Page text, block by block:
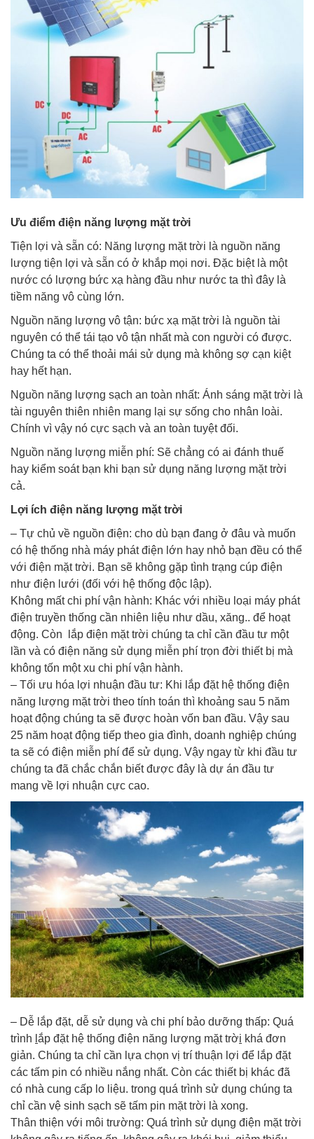
Ưu điểm điện năng lượng mặt trời
Tiện lợi và sẵn có: Năng lượng mặt trời là nguồn năng
lượng tiện lợi và sẵn có ở khắp mọi nơi. Đặc biệt là một
nước có lượng bức xạ hàng đầu như nước ta thì đây là
tiềm năng vô cùng lớn.
Nguồn năng lượng vô tận: bức xạ mặt trời là nguồn tài
nguyên có thể tái tạo vô tận nhất mà con người có được.
Chúng ta có thể thoải mái sử dụng mà không sợ cạn kiệt
hay hết hạn.
Nguồn năng lượng sạch an toàn nhất: Ánh sáng mặt trời là
tài nguyên thiên nhiên mang lại sự sống cho nhân loài.
Chính vì vậy nó cực sạch và an toàn tuyệt đối.
Nguồn năng lượng miễn phí: Sẽ chẳng có ai đánh thuế
hay kiểm soát bạn khi bạn sử dụng năng lượng mặt trời
cả.
Lợi ích điện năng lượng mặt trời
– Tự chủ về nguồn điện: cho dù bạn đang ở đâu và muốn
có hệ thống nhà máy phát điện lớn hay nhỏ bạn đều có thể
với điện mặt trời. Bạn sẽ không gặp tình trạng cúp điện
như điện lưới (đối với hệ thống độc lập).
Không mất chi phí vận hành: Khác với nhiều loại máy phát
điện truyền thống cần nhiên liệu như dầu, xăng.. để hoạt
động. Còn lắp điện mặt trời chúng ta chỉ cần đầu tư một
lần và có điện năng sử dụng miễn phí trọn đời thiết bị mà
không tốn một xu chi phí vận hành.
– Tối ưu hóa lợi nhuận đầu tư: Khi lắp đặt hệ thống điện
năng lượng mặt trời theo tính toán thì khoảng sau 5 năm
hoạt động chúng ta sẽ được hoàn vốn ban đầu. Vậy sau
25 năm hoạt động tiếp theo gia đình, doanh nghiệp chúng
ta sẽ có điện miễn phí để sử dụng. Vậy ngay từ khi đầu tư
chúng ta đã chắc chắn biết được đây là dự án đầu tư
mang về lợi nhuận cực cao.
– Dễ lắp đặt, dễ sử dụng và chi phí bảo dưỡng thấp: Quá
trình ắp đặt hệ thống điện năng lượng mặt trời khá đơn
giản. Chúng ta chỉ cần lựa chọn vị trí thuận lợi để lắp đặt
các tấm pin có nhiều nắng nhất. Còn các thiết bị khác đã
có nhà cung cấp lo liệu. trong quá trình sử dụng chúng ta
chỉ cần vệ sinh sạch sẽ tấm pin mặt trời là xong.
Thân thiện với môi trường: Quá trình sử dụng điện mặt trời